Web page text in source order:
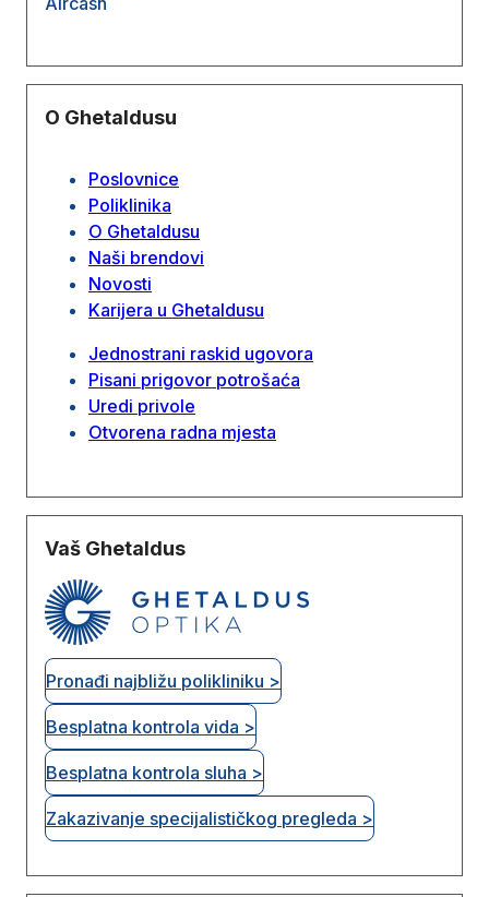
O Ghetaldusu
Poslovnice
Poliklinika
O Ghetaldusu
Naši brendovi
Novosti
Karijera u Ghetaldusu
Jednostrani raskid ugovora
Pisani prigovor potrošaća
Uredi privole
Otvorena radna mjesta
Vaš Ghetaldus
Pronađi najbližu polikliniku >
Besplatna kontrola vida >
Besplatna kontrola sluha >
Zakazivanje specijalističkog pregleda >